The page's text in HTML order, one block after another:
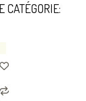
CATÉGORIE: